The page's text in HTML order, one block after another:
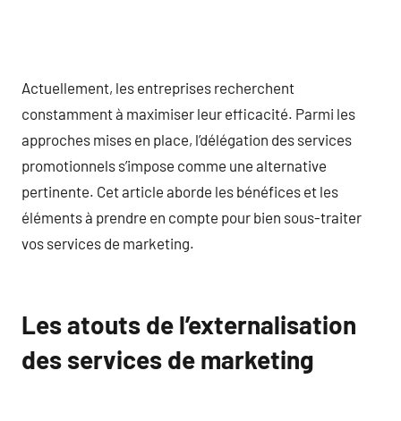
Actuellement, les entreprises recherchent
constamment à maximiser leur efficacité. Parmi les
approches mises en place, l’délégation des services
promotionnels s’impose comme une alternative
pertinente. Cet article aborde les bénéfices et les
éléments à prendre en compte pour bien sous-traiter
vos services de marketing.
Les atouts de l’externalisation
des services de marketing